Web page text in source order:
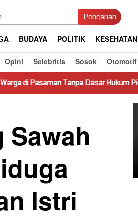
Pencarian
BUDAYA POLITIK KESEHATAN
Opini Selebritis Sosok Otomotif
Dasar Hukum Picu Keresahan
Istri